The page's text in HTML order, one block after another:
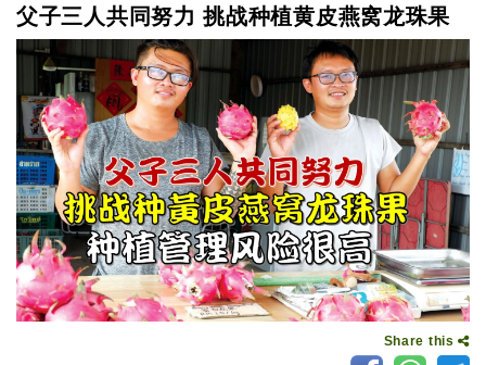
父子三人共同努力 挑战种植黄皮燕窝龙珠果
Share this